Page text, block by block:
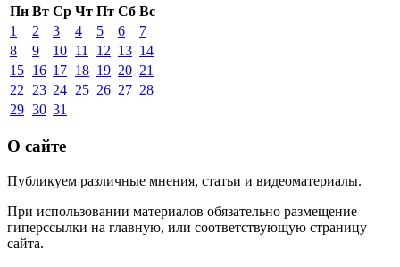
Пн Вт Ср Чт Пт Сб Вс
1
2 3 4 5 6
7
8
9 10 11 12 13 14
15 16 17 18 19 20 21
22
23 24 25 26 27 28
29 30 31
О сайте
Публикуем различные мнения, статьи и видеоматериалы.
При использовании материалов обязательно размещение
гиперссылки на главную, или соответствующую страницу
сайта.